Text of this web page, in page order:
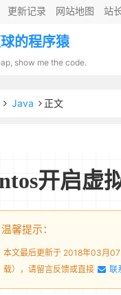
更新记录 网站地图 站
的程序猿
show me the code.
Java 正文
开启虚
温馨提示：
本文最后更新于 2018年03月
载），请留言反馈或直接
联